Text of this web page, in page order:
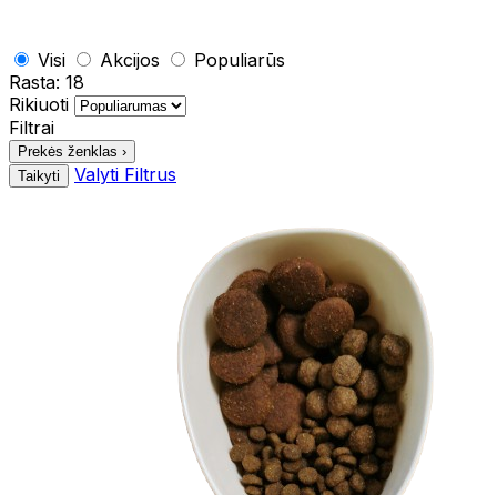
Visi Akcijos
Populiarūs
Rasta: 18
Rikiuoti
Filtrai
Prekės ženklas ›
Taikyti
Valyti Filtrus